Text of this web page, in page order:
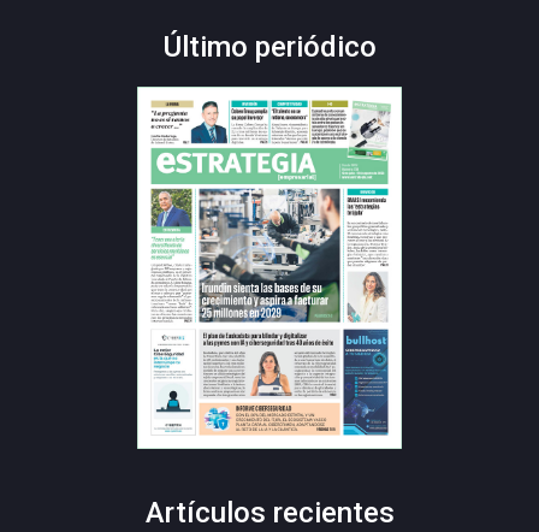
Último periódico
Artículos recientes